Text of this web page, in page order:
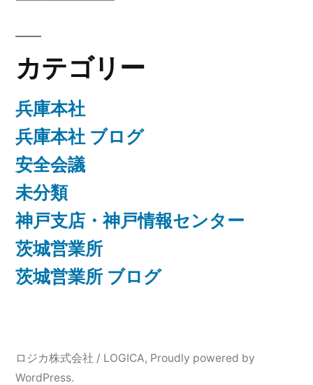
イ
ブ
カテゴリー
兵庫本社
兵庫本社 ブログ
安全会議
未分類
神戸支店・神戸情報センター
茨城営業所
茨城営業所 ブログ
ロジカ株式会社 / LOGICA, Proudly powered by
WordPress.